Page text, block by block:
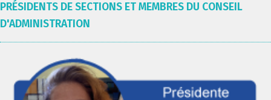
PRÉSIDENTS DE SECTIONS ET MEMBRES DU CONSEIL
D'ADMINISTRATION